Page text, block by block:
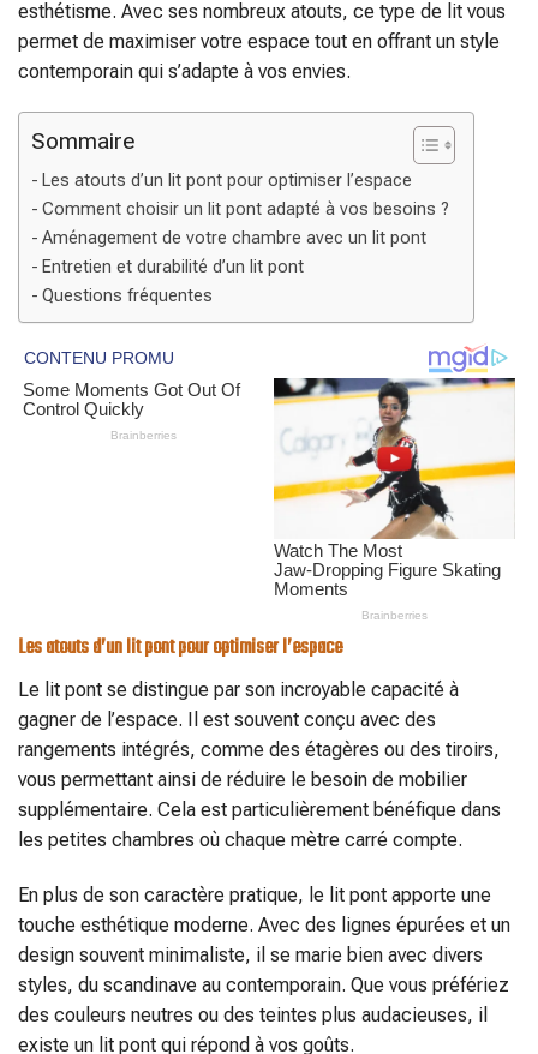
esthétisme. Avec ses nombreux atouts, ce type de lit vous
permet de maximiser votre espace tout en offrant un style
contemporain qui s’adapte à vos envies.
Sommaire
Les atouts d’un lit pont pour optimiser l’espace
Comment choisir un lit pont adapté à vos besoins ?
Aménagement de votre chambre avec un lit pont
Entretien et durabilité d’un lit pont
Questions fréquentes
Les atouts d’un lit pont pour optimiser l’espace
Le lit pont se distingue par son incroyable capacité à
gagner de l’espace. Il est souvent conçu avec des
rangements intégrés, comme des étagères ou des tiroirs,
vous permettant ainsi de réduire le besoin de mobilier
supplémentaire. Cela est particulièrement bénéfique dans
les petites chambres où chaque mètre carré compte.
En plus de son caractère pratique, le lit pont apporte une
touche esthétique moderne. Avec des lignes épurées et un
design souvent minimaliste, il se marie bien avec divers
styles, du scandinave au contemporain. Que vous préfériez
des couleurs neutres ou des teintes plus audacieuses, il
existe un lit pont qui répond à vos goûts.